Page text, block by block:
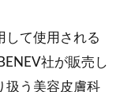
して使用される
社が販売し
扱う美容皮膚科